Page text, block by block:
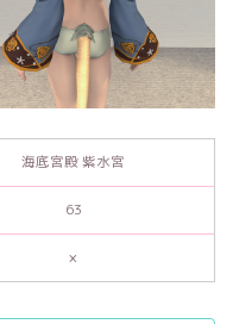
海底宮殿 紫水宮
63
×